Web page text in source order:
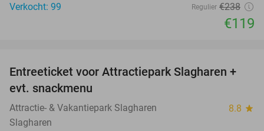
Verkocht: 99
Regulier €238
€119
41%
Entreeticket voor Attractiepark Slagharen +
evt. snackmenu
Attractie- & Vakantiepark Slagharen 8.8 star
Slagharen